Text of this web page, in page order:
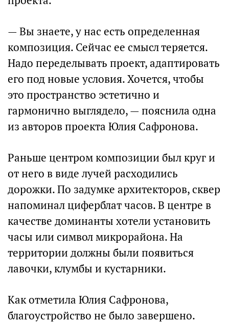
— Вы знаете, у нас есть определенная
композиция. Сейчас ее смысл теряется.
Надо переделывать проект, адаптировать
его под новые условия. Хочется, чтобы
это пространство эстетично и
гармонично выглядело, — пояснила одна
из авторов проекта Юлия Сафронова.
Раньше центром композиции был круг и
от него в виде лучей расходились
дорожки. По задумке архитекторов, сквер
напоминал циферблат часов. В центре в
качестве доминанты хотели установить
часы или символ микрорайона. На
территории должны были появиться
лавочки, клумбы и кустарники.
Как отметила Юлия Сафронова,
благоустройство не было завершено.